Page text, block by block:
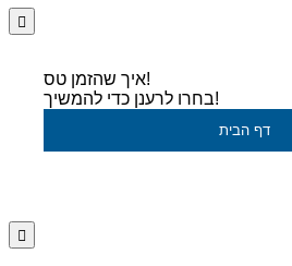
איך שהזמן טס!
בחרו לרענן כדי להמשיך!
דף הבית